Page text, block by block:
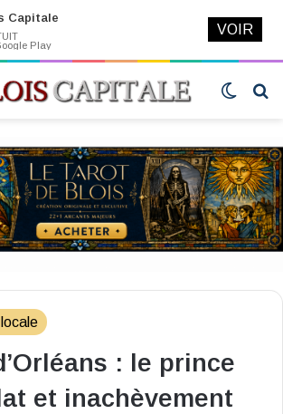
Switch
: le prince
et inachèvement
Capitale
Play
VOIR